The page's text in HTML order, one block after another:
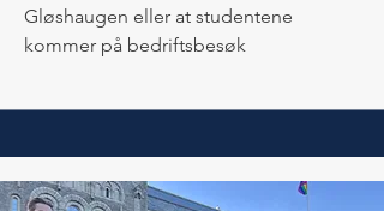
Gløshaugen eller at studentene
kommer på bedriftsbesøk